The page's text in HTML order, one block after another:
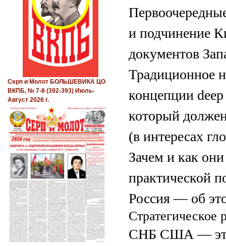
и подчинение
документов
Традиционное
концепции
который
(в интересах
Зачем и как
практической
Россия — об
Стратегическое
СНБ США — это
Серп и Молот БОЛЬШЕВИКА ЦО
ВКПБ, № 7-8 (392-393) Июль-
Август 2026 г.